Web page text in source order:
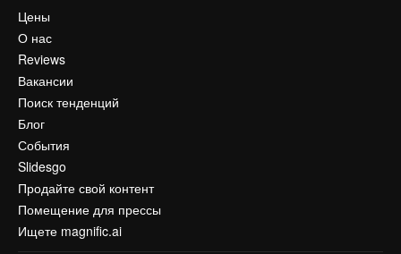
Цены
О нас
Reviews
Вакансии
Поиск тенденций
Блог
События
Slidesgo
Продайте свой контент
Помещение для прессы
Ищете magnific.ai